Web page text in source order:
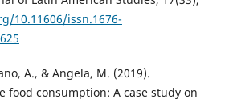
10.11606/issn.1676-
A., & Angela, M. (2019).
food consumption: A case study on